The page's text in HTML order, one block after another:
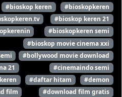
#bioskop keren
#bioskopkeren
#bioskop keren 21
#bioskopkeren semi
#bioskop movie cinema xxi
#bollywood movie download
21
#cinemaindo semi
#daftar hitam
#demon
film
#download film gratis